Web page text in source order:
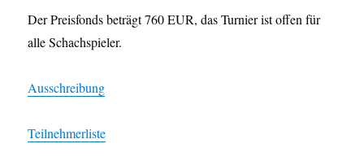
Der Preisfonds beträgt 760 EUR, das Turnier ist offen für
alle Schachspieler.
Ausschreibung
Teilnehmerliste